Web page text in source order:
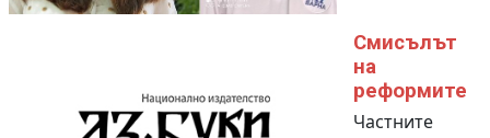
Смисълът
на
реформите
Частните